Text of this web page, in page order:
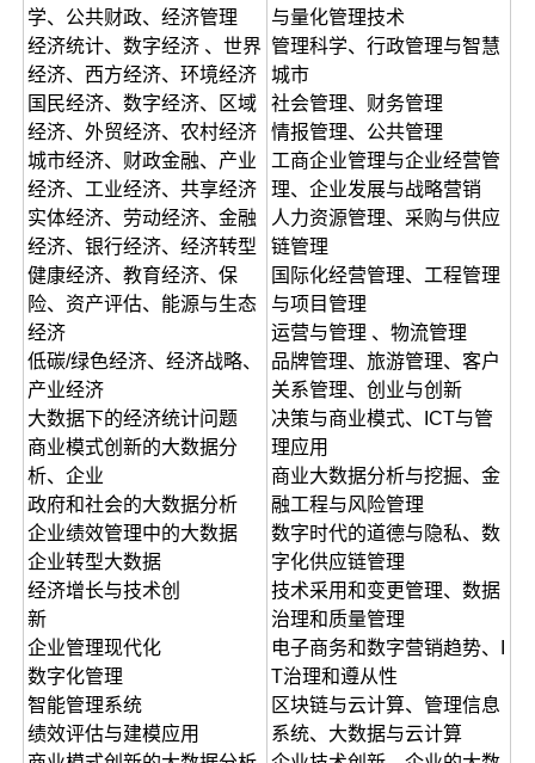
学、公共财政、经济管理
经济统计、数字经济 、世界
经济、西方经济、环境经济
国民经济、数字经济、区域
经济、外贸经济、农村经济
城市经济、财政金融、产业
经济、工业经济、共享经济
实体经济、劳动经济、金融
经济、银行经济、经济转型
健康经济、教育经济、保
险、资产评估、能源与生态
经济
低碳/绿色经济、经济战略、
产业经济
大数据下的经济统计问题
商业模式创新的大数据分
析、企业
政府和社会的大数据分析
企业绩效管理中的大数据
企业转型大数据
经济增长与技术创
新
企业管理现代化
数字化管理
智能管理系统
绩效评估与建模应用
与量化管理技术
管理科学、行政管理与智慧
城市
社会管理、财务管理
情报管理、公共管理
工商企业管理与企业经营管
理、企业发展与战略营销
人力资源管理、采购与供应
链管理
国际化经营管理、工程管理
与项目管理
运营与管理 、物流管理
品牌管理、旅游管理、客户
关系管理、创业与创新
决策与商业模式、ICT与管
理应用
商业大数据分析与挖掘、金
融工程与风险管理
数字时代的道德与隐私、数
字化供应链管理
技术采用和变更管理、数据
治理和质量管理
电子商务和数字营销趋势、I
T治理和遵从性
区块链与云计算、管理信息
系统、大数据与云计算